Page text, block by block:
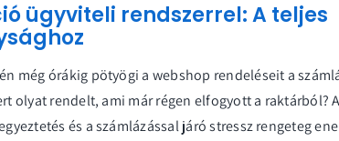
ügyviteli rendszerrel: A teljes
még órákig pötyögi a webshop rendeléseit a
olyat rendelt, ami már régen elfogyott a raktárból?
és a számlázással járó stressz rengeteg